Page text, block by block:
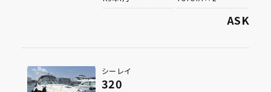
ASK
シーレイ
320